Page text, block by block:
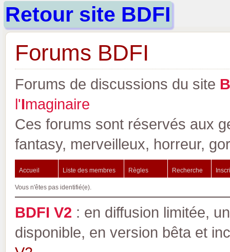
Retour site BDFI
Forums BDFI
Forums de discussions du site B
l'Imaginaire
Ces forums sont réservés aux
fantasy, merveilleux, horreur,
Accueil Liste des membres Règles Recherche
Vous n'êtes pas identifié(e).
BDFI V2 : en diffusion limitée,
disponible, en version bêta et